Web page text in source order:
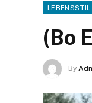
LEBENSSTIL
(Bo
By